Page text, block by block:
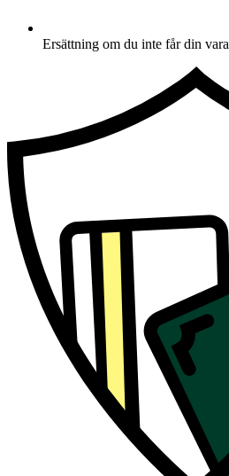
Ersättning om du inte får din vara